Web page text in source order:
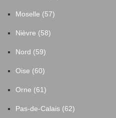
Moselle (57)
Nièvre (58)
Nord (59)
Oise (60)
Orne (61)
Pas-de-Calais (62)